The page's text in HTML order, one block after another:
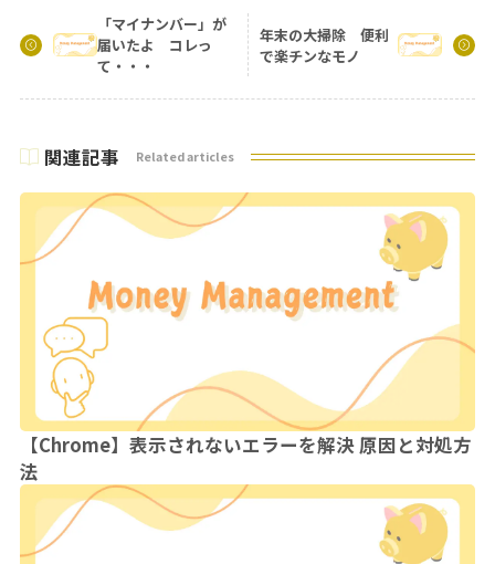
「マイナンバー」が
届いたよ コレっ
て・・・
年末の大掃除 便利
で楽チンなモノ
関連記事 Related articles
【Chrome】表示されないエラーを解決 原因と対処方
法